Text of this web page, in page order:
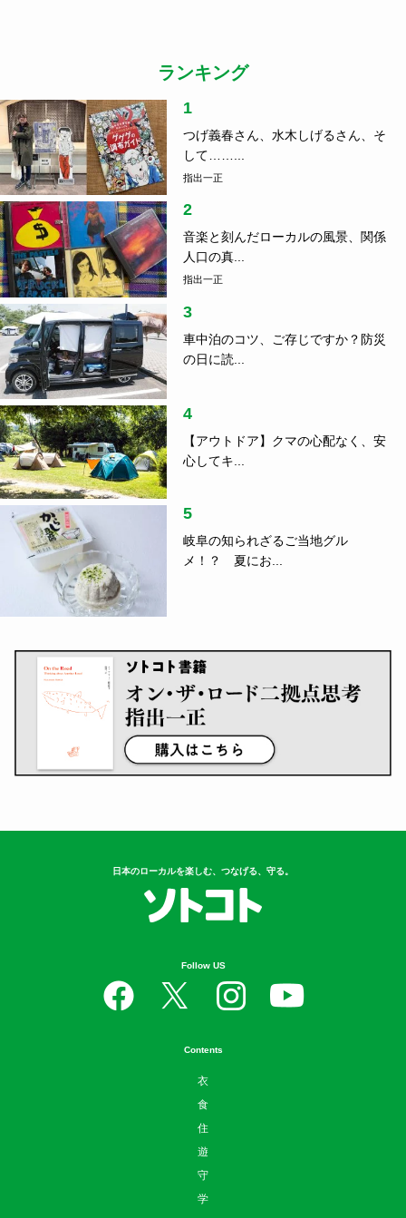
ランキング
1
つげ義春さん、水木しげるさん、そ
して……...
指出一正
2
音楽と刻んだローカルの風景、関係
人口の真...
指出一正
3
車中泊のコツ、ご存じですか？防災
の日に読...
4
【アウトドア】クマの心配なく、安
心してキ...
5
岐阜の知られざるご当地グル
メ！？ 夏にお...
日本のローカルを楽しむ、つなげる、守る。
Follow US
Contents
衣
食
住
遊
守
学